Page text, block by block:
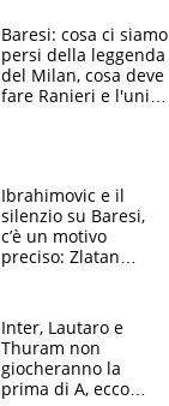
Baresi: cosa ci siamo
persi della leggenda
del Milan, cosa deve
fare Ranieri e l'unico
Ibrahimovic e il
silenzio su Baresi,
c’è un motivo
preciso: Zlatan
e dalla morte di
Raiola
Inter, Lautaro e
Thuram non
giocheranno la
prima di A, ecco